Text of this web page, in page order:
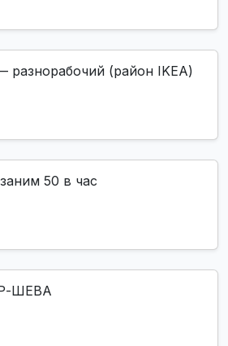
(район IKEA)
50 в час
ШЕВА